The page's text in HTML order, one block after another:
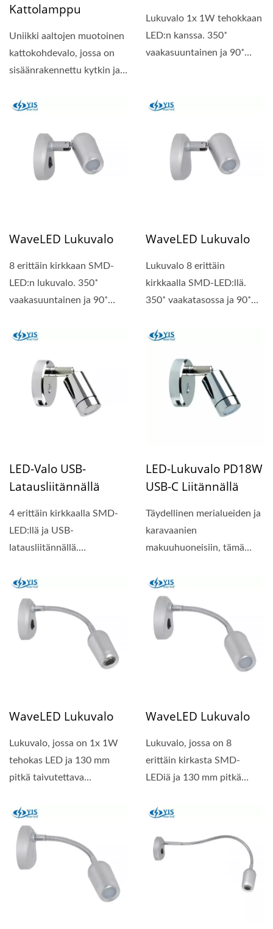
Kattolamppu
Uniikki aaltojen muotoinen
kattokohdevalo, jossa on
sisäänrakennettu kytkin ja
Lukuvalo 1x 1W tehokkaan
LED:n kanssa. 350˚
vaakasuuntainen ja 90˚
WaveLED Lukuvalo
8 erittäin kirkkaan SMD-
LED:n lukuvalo. 350˚
vaakasuuntainen ja 90˚
WaveLED Lukuvalo
Lukuvalo 8 erittäin
kirkkaalla SMD-LED:llä.
350˚ vaakatasossa ja 90˚
pyöritettävä,...
LED-Valo USB-
Latausliitännällä
4 erittäin kirkkaalla SMD-
LED:llä ja USB-
latausliitännällä.
LED-Lukuvalo PD18W
USB-C Liitännällä
Täydellinen merialueiden ja
karavaanien
makuuhuoneisiin, tämä
USB-C liitännällä...
WaveLED Lukuvalo
Lukuvalo, jossa on 1x 1W
tehokas LED ja 130 mm
pitkä taivutettava
WaveLED Lukuvalo
Lukuvalo, jossa on 8
erittäin kirkasta SMD-
LEDiä ja 130 mm pitkä